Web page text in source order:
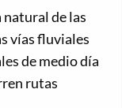
natural de las
vías fluviales
de medio día
rutas